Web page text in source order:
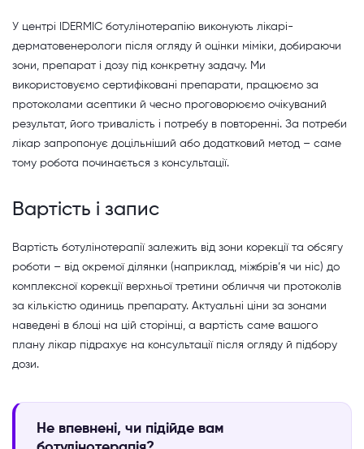
У центрі IDERMIC ботулінотерапію виконують лікарі-
дерматовенерологи після огляду й оцінки міміки, добираючи
зони, препарат і дозу під конкретну задачу. Ми
використовуємо сертифіковані препарати, працюємо за
протоколами асептики й чесно проговорюємо очікуваний
результат, його тривалість і потребу в повторенні. За потреби
лікар запропонує доцільніший або додатковий метод – саме
тому робота починається з консультації.
Вартість і запис
Вартість ботулінотерапії залежить від зони корекції та обсягу
роботи – від окремої ділянки (наприклад, міжбрів’я чи ніс) до
комплексної корекції верхньої третини обличчя чи протоколів
за кількістю одиниць препарату. Актуальні ціни за зонами
наведені в блоці на цій сторінці, а вартість саме вашого
плану лікар підрахує на консультації після огляду й підбору
дози.
Не впевнені, чи підійде вам